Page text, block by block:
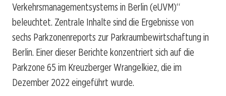
Verkehrsmanagementsystems in Berlin (eUVM)“
beleuchtet. Zentrale Inhalte sind die Ergebnisse von
sechs Parkzonenreports zur Parkraumbewirtschaftung in
Berlin. Einer dieser Berichte konzentriert sich auf die
Parkzone 65 im Kreuzberger Wrangelkiez, die im
Dezember 2022 eingeführt wurde.